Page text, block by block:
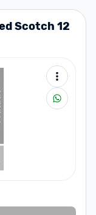
Scotch 12